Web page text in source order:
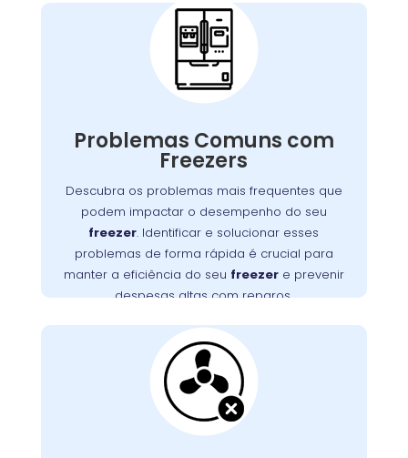
Problemas Comuns com
Freezers
Descubra os problemas mais frequentes que
podem impactar o desempenho do seu
freezer. Identificar e solucionar esses
problemas de forma rápida é crucial para
manter a eficiência do seu freezere prevenir
despesas altas com reparos.
Resolve Problemas
Comuns em Freezers
no Rebouças
Freezers podem apresentar diversos
desde falhas no motor até obstruções na
Detectar e resolver esses problemas
rapidamente é essencial para manter a
eficiência do seu freezer e evitar altos custos
. A
Wandertec
, no Rebouças,
oferece serviços especializados para
diagnosticar e corrigir esses problemas,
assegurando a durabilidade e o desempenho
Ventilação do Freezer
Bloqueada no
Rebouças
Uma ventilação obstruída é um problema